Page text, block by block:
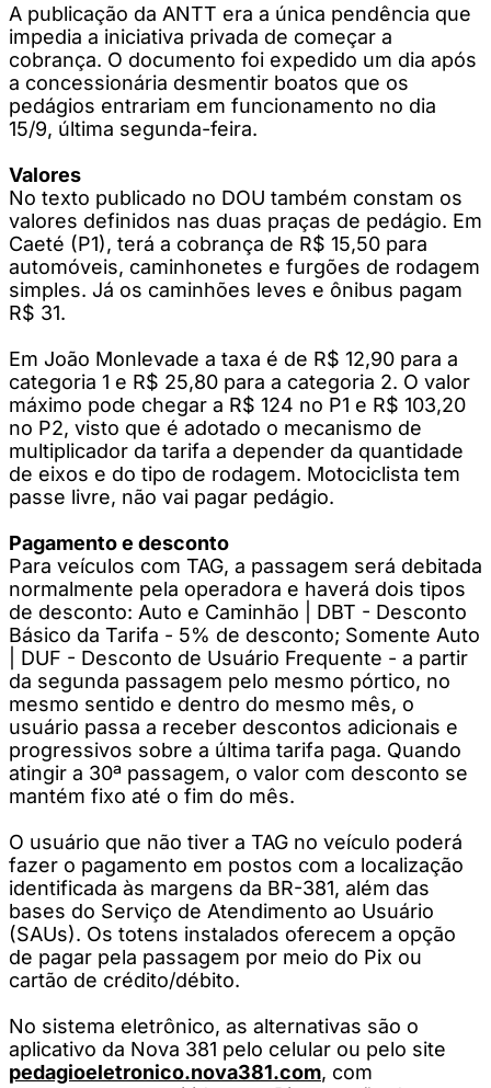
A publicação da ANTT era a única pendência que
impedia a iniciativa privada de começar a
cobrança. O documento foi expedido um dia após
a concessionária desmentir boatos que os
pedágios entrariam em funcionamento no dia
15/9, última segunda-feira.
Valores
No texto publicado no DOU também constam os
valores definidos nas duas praças de pedágio. Em
Caeté (P1), terá a cobrança de R$ 15,50 para
automóveis, caminhonetes e furgões de rodagem
simples. Já os caminhões leves e ônibus pagam
R$ 31.
Em João Monlevade a taxa é de R$ 12,90 para a
categoria 1 e R$ 25,80 para a categoria 2. O valor
máximo pode chegar a R$ 124 no P1 e R$ 103,20
no P2, visto que é adotado o mecanismo de
multiplicador da tarifa a depender da quantidade
de eixos e do tipo de rodagem. Motociclista tem
passe livre, não vai pagar pedágio.
Pagamento e desconto
Para veículos com TAG, a passagem será debitada
normalmente pela operadora e haverá dois tipos
de desconto: Auto e Caminhão | DBT - Desconto
Básico da Tarifa - 5% de desconto; Somente Auto
| DUF - Desconto de Usuário Frequente - a partir
da segunda passagem pelo mesmo pórtico, no
mesmo sentido e dentro do mesmo mês, o
usuário passa a receber descontos adicionais e
progressivos sobre a última tarifa paga. Quando
atingir a 30ª passagem, o valor com desconto se
mantém fixo até o fim do mês.
O usuário que não tiver a TAG no veículo poderá
fazer o pagamento em postos com a localização
identificada às margens da BR-381, além das
bases do Serviço de Atendimento ao Usuário
(SAUs). Os totens instalados oferecem a opção
de pagar pela passagem por meio do Pix ou
cartão de crédito/débito.
No sistema eletrônico, as alternativas são o
aplicativo da Nova 381 pelo celular ou pelo site
pedagioeletronico.nova381.com, com